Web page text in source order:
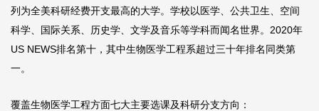
列为全美科研经费开支最高的大学。学校以医学、公共卫生、空间
科学、国际关系、历史学、文学及音乐等学科而闻名世界。2020年
US NEWS排名第十，其中生物医学工程系超过三十年排名同类第
一。
覆盖生物医学工程方面七大主要选课及科研分支方向：